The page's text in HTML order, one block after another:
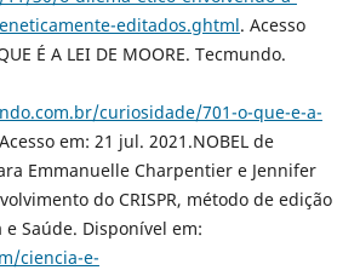
editados.ghtml. Acesso
É A LEI DE MOORE. Tecmundo.
curiosidade/701-o-que-e-a-
em: 21 jul. 2021.NOBEL de
Emmanuelle Charpentier e Jennifer
do CRISPR, método de edição
Saúde. Disponível em:
ciencia-e-